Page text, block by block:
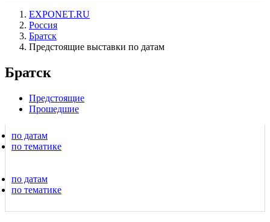
EXPONET.RU
Россия
Братск
Предстоящие выставки по датам
Братск
Предстоящие
Прошедшие
по датам
по тематике
по датам
по тематике